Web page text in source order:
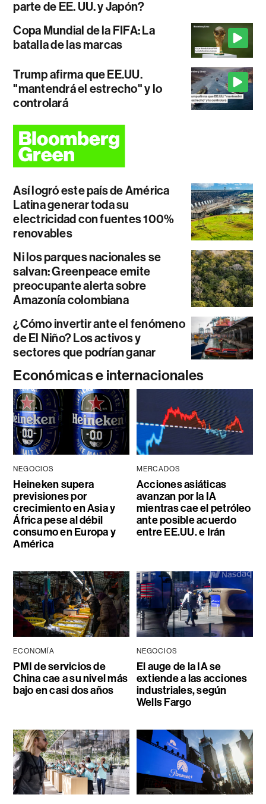
parte de EE. UU. y Japón?
Copa Mundial de la FIFA: La
batalla de las marcas
Trump afirma que EE.UU.
"mantendrá el estrecho" y lo
controlará
Así logró este país de América
Latina generar toda su
electricidad con fuentes 100%
renovables
Ni los parques nacionales se
salvan: Greenpeace emite
preocupante alerta sobre
Amazonía colombiana
¿Cómo invertir ante el fenómeno
de El Niño? Los activos y
sectores que podrían ganar
Económicas e internacionales
NEGOCIOS
Heineken supera
previsiones por
crecimiento en Asia y
África pese al débil
consumo en Europa y
América
MERCADOS
Acciones asiáticas
avanzan por la IA
mientras cae el petróleo
ante posible acuerdo
entre EE.UU. e Irán
ECONOMÍA
PMI de servicios de
China cae a su nivel más
bajo en casi dos años
NEGOCIOS
El auge de la IA se
extiende a las acciones
industriales, según
Wells Fargo